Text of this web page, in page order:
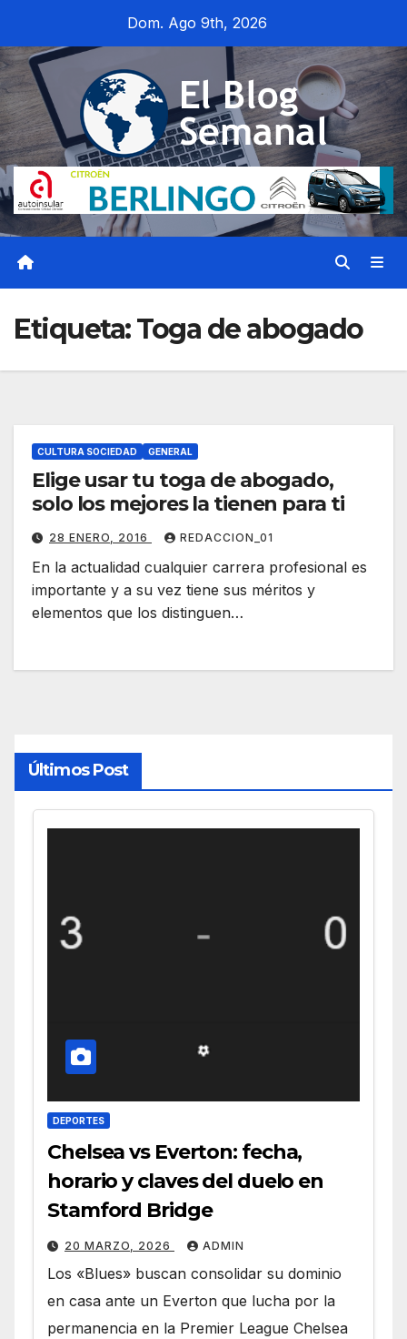
contenido
Dom. Ago 9th, 2026
Etiqueta:Toga de abogado
CULTURA SOCIEDAD GENERAL
Elige usar tu toga de abogado,
solo los mejores la tienen para ti
28 ENERO, 2016 REDACCION_01
En la actualidad cualquier carrera profesional es
importante y a su vez tiene sus méritos y
elementos que los distinguen…
Últimos Post
DEPORTES
Chelsea vs Everton: fecha,
horario y claves del duelo en
Stamford Bridge
20 MARZO, 2026 ADMIN
Los «Blues» buscan consolidar su dominio
en casa ante un Everton que lucha por la
permanencia en la Premier League Chelsea